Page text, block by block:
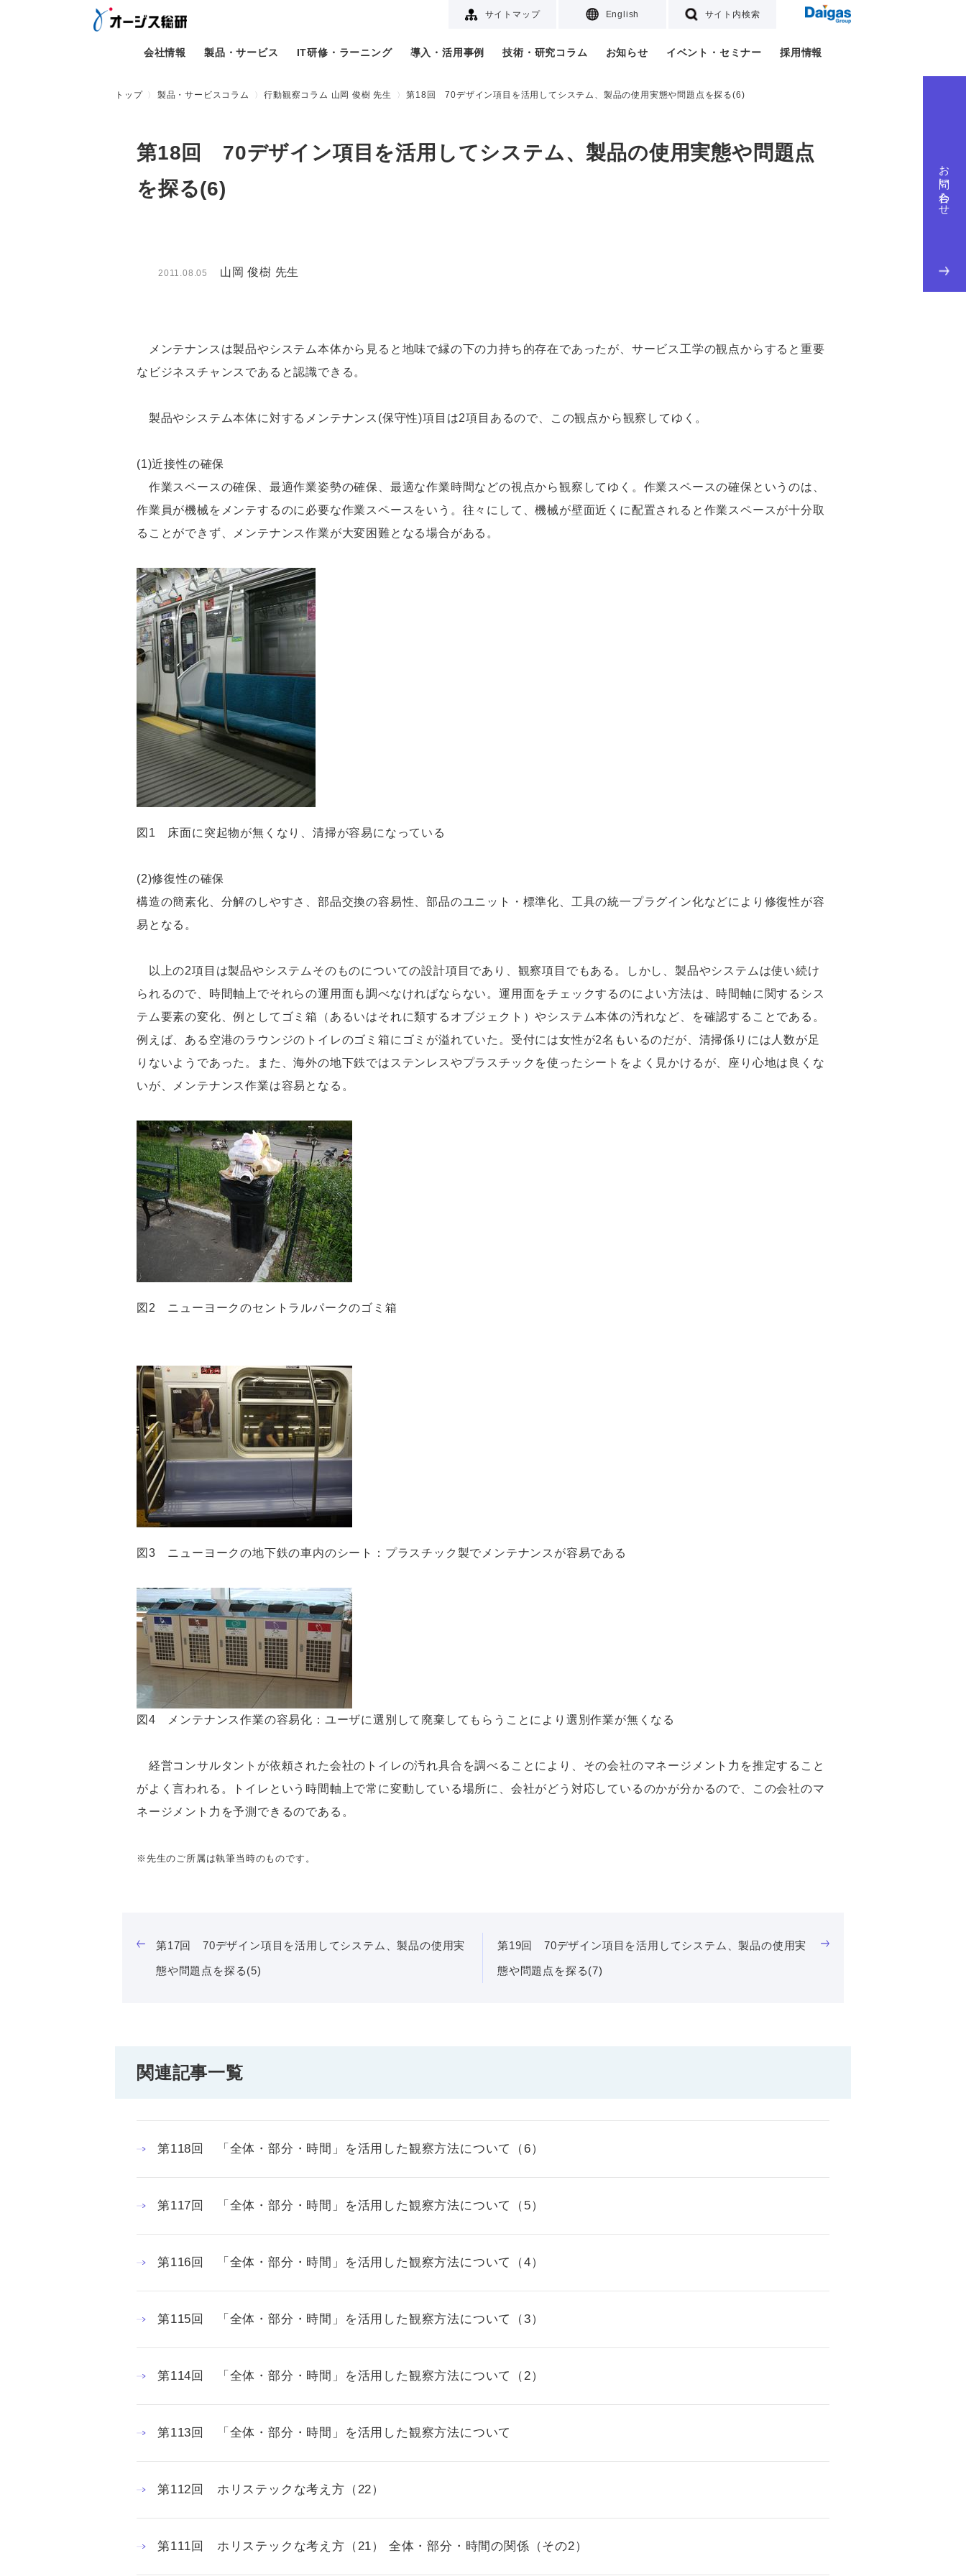
サイトマップ English サイト内検索
会社情報 製品・サービス IT研修・ラーニング 導入・活用事例 技術・研究コラム お知らせ イベント・セミナー 採用情報
お問い合わせ
トップ 製品・サービスコラム 行動観察コラム 山岡 俊樹 先生 第18回 70デザイン項目を活用してシステム、製品の使用実態や問題点を探る(6)
第18回 70デザイン項目を活用してシステム、製品の使用実態や問題点
を探る(6)
2011.08.05 山岡 俊樹 先生
メンテナンスは製品やシステム本体から見ると地味で縁の下の力持ち的存在であったが、サービス工学の観点からすると重要
なビジネスチャンスであると認識できる。
製品やシステム本体に対するメンテナンス(保守性)項目は2項目あるので、この観点から観察してゆく。
(1)近接性の確保
作業スペースの確保、最適作業姿勢の確保、最適な作業時間などの視点から観察してゆく。作業スペースの確保というのは、
作業員が機械をメンテするのに必要な作業スペースをいう。往々にして、機械が壁面近くに配置されると作業スペースが十分取
ることができず、メンテナンス作業が大変困難となる場合がある。
図1 床面に突起物が無くなり、清掃が容易になっている
(2)修復性の確保
構造の簡素化、分解のしやすさ、部品交換の容易性、部品のユニット・標準化、工具の統一プラグイン化などにより修復性が容
易となる。
以上の2項目は製品やシステムそのものについての設計項目であり、観察項目でもある。しかし、製品やシステムは使い続け
られるので、時間軸上でそれらの運用面も調べなければならない。運用面をチェックするのによい方法は、時間軸に関するシス
テム要素の変化、例としてゴミ箱（あるいはそれに類するオブジェクト）やシステム本体の汚れなど、を確認することである。
例えば、ある空港のラウンジのトイレのゴミ箱にゴミが溢れていた。受付には女性が2名もいるのだが、清掃係りには人数が足
りないようであった。また、海外の地下鉄ではステンレスやプラスチックを使ったシートをよく見かけるが、座り心地は良くな
いが、メンテナンス作業は容易となる。
図2 ニューヨークのセントラルパークのゴミ箱
図3 ニューヨークの地下鉄の車内のシート：プラスチック製でメンテナンスが容易である
図4 メンテナンス作業の容易化：ユーザに選別して廃棄してもらうことにより選別作業が無くなる
経営コンサルタントが依頼された会社のトイレの汚れ具合を調べることにより、その会社のマネージメント力を推定すること
がよく言われる。トイレという時間軸上で常に変動している場所に、会社がどう対応しているのかが分かるので、この会社のマ
ネージメント力を予測できるのである。
※先生のご所属は執筆当時のものです。
第17回 70デザイン項目を活用してシステム、製品の使用実
態や問題点を探る(5)
第19回 70デザイン項目を活用してシステム、製品の使用実
態や問題点を探る(7)
関連記事一覧
第118回 「全体・部分・時間」を活用した観察方法について（6）
第117回 「全体・部分・時間」を活用した観察方法について（5）
第116回 「全体・部分・時間」を活用した観察方法について（4）
第115回 「全体・部分・時間」を活用した観察方法について（3）
第114回 「全体・部分・時間」を活用した観察方法について（2）
第113回 「全体・部分・時間」を活用した観察方法について
第112回 ホリステックな考え方（22）
第111回 ホリステックな考え方（21） 全体・部分・時間の関係（その2）